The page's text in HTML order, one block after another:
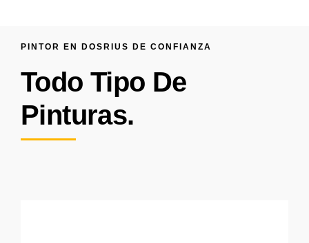
PINTOR EN DOSRIUS DE CONFIANZA
Todo Tipo De
Pinturas.